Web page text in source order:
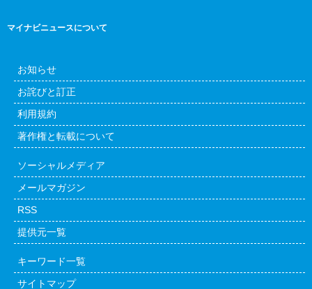
マイナビニュースについて
お知らせ
お詫びと訂正
利用規約
著作権と転載について
ソーシャルメディア
メールマガジン
RSS
提供元一覧
キーワード一覧
サイトマップ